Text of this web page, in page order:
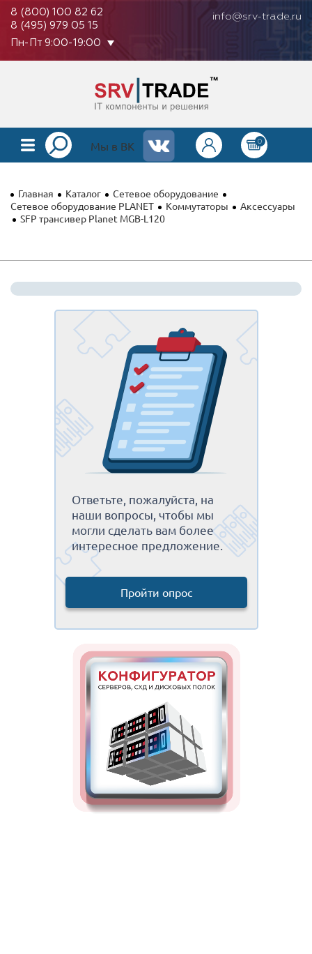
8 (800) 100 82 62
8 (495) 979 05 15
info@srv-trade.ru
Пн-Пт 9:00-19:00
КАТАЛОГ
ОПЛАТА
КОНТАКТЫ
Мы в ВК 0
Главная Каталог
Сетевое оборудование
Сетевое оборудование PLANET
Коммутаторы
Аксессуары
SFP трансивер Planet MGB-L120
Ответьте, пожалуйста, на
наши вопросы, чтобы мы
могли сделать вам более
интересное предложение.
Пройти опрос